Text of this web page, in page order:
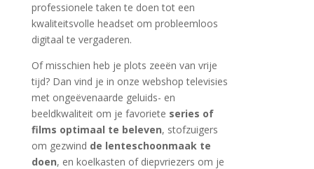
professionele taken te doen tot een
kwaliteitsvolle headset om probleemloos
digitaal te vergaderen.
Of misschien heb je plots zeeën van vrije
tijd? Dan vind je in onze webshop televisies
met ongeëvenaarde geluids- en
beeldkwaliteit om je favoriete series of
films optimaal te beleven, stofzuigers
om gezwind de lenteschoonmaak te
doen, en koelkasten of diepvriezers om je